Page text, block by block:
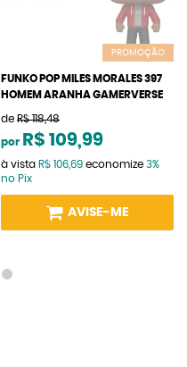
PROMOÇÃO
FUNKO POP MILES MORALES 397
HOMEM ARANHA GAMERVERSE
de R$ 118,48
por R$ 109,99
à vista R$ 106,69 economize 3%
no Pix
AVISE-ME